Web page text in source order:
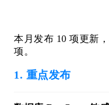
制
数
迁
移
本月发布 10 项更新
项。
1. 重点发布